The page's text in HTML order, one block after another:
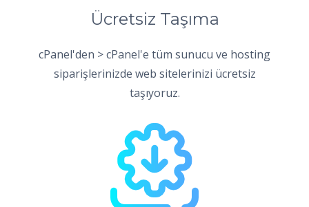
Ücretsiz Taşıma
cPanel'den > cPanel'e tüm sunucu ve hosting
siparişlerinizde web sitelerinizi ücretsiz
taşıyoruz.